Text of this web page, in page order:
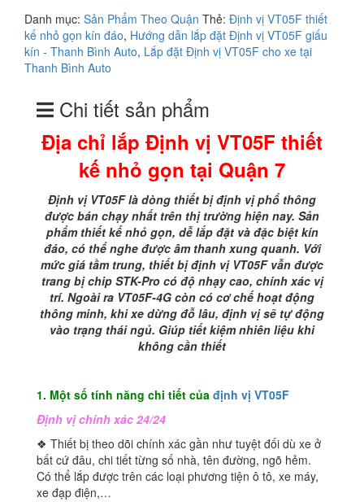
Định
vị
VT05F
thiết
nhỏ
gọn
Quận
lượng
Danh mục: Sản Phẩm Theo Quận Thẻ: Định vị VT05F thiết
kế nhỏ gọn kín đáo, Hướng dẫn lắp đặt Định vị VT05F giấu
kín - Thanh Bình Auto, Lắp đặt Định vị VT05F cho xe tại
Thanh Bình Auto
Chi tiết sản phẩm
Địa chỉ lắp Định vị VT05F thiết
kế nhỏ gọn tại Quận 7
Định vị VT05F là dòng thiết bị định vị phổ thông
được bán chạy nhất trên thị trường hiện nay. Sản
phẩm thiết kế nhỏ gọn, dễ lắp đặt và đặc biệt kín
đáo, có thể nghe được âm thanh xung quanh. Với
mức giá tầm trung, thiết bị định vị VT05F vẫn được
trang bị chip STK-Pro có độ nhạy cao, chính xác vị
trí. Ngoài ra VT05F-4G còn có cơ chế hoạt động
thông minh, khi xe dừng đỗ lâu, định vị sẽ tự động
vào trạng thái ngủ. Giúp tiết kiệm nhiên liệu khi
không cần thiết
1. Một số tính năng chi tiết của định vị VT05F
Định vị chính xác 24/24
❖ Thiết bị theo dõi chính xác gần như tuyệt đối dù xe ở
bất cứ đâu, chi tiết từng số nhà, tên đường, ngõ hẻm.
Có thể lắp được trên các loại phương tiện ô tô, xe máy,
xe đạp điện,…